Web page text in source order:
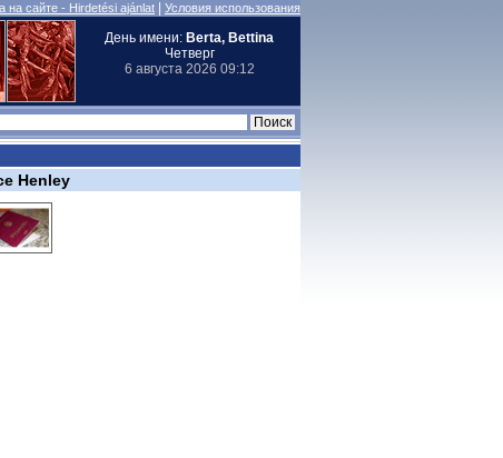
на сайте - Hirdetési ajánlat Условия использования
День имени: Berta, Bettina
Четверг
6 августа 2026 09:12
Henley